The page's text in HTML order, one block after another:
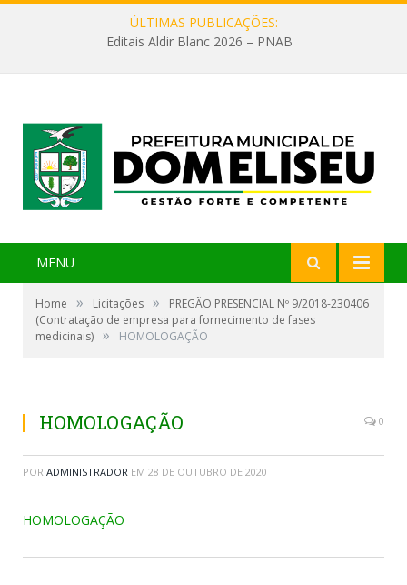
ÚLTIMAS PUBLICAÇÕES:
Editais Aldir Blanc 2026 – PNAB
MENU
Home » Licitações »
PREGÃO PRESENCIAL Nº 9/2018-230406
(Contratação de empresa para fornecimento de fases
medicinais) » HOMOLOGAÇÃO
HOMOLOGAÇÃO 0
POR ADMINISTRADOR EM 28 DE OUTUBRO DE 2020
HOMOLOGAÇÃO